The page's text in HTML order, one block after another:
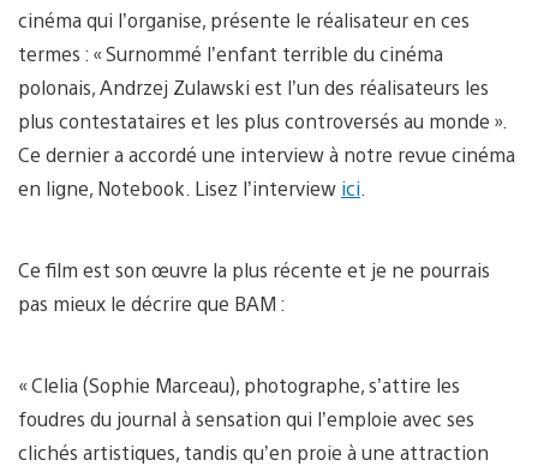
cinéma qui l’organise, présente le réalisateur en ces
termes : « Surnommé l’enfant terrible du cinéma
polonais, Andrzej Zulawski est l’un des réalisateurs les
plus contestataires et les plus controversés au monde ».
Ce dernier a accordé une interview à notre revue cinéma
en ligne, Notebook. Lisez l’interview ici
Ce film est son œuvre la plus récente et je ne pourrais
pas mieux le décrire que BAM :
« Clelia (Sophie Marceau), photographe, s’attire les
foudres du journal à sensation qui l’emploie avec ses
clichés artistiques, tandis qu’en proie à une attraction